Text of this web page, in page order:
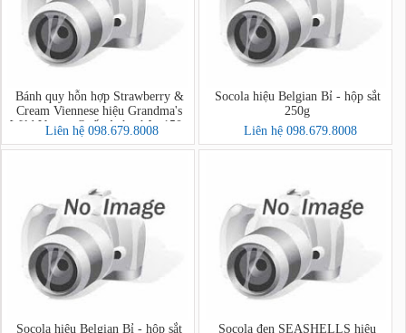
Bánh quy hỗn hợp Strawberry &
Cream Viennese hiệu Grandma's
Wild Vương Quốc Anh - hộp 150g
Liên hệ 098.679.8008
Socola hiệu Belgian Bỉ - hộp sắt
250g
Liên hệ 098.679.8008
Socola hiệu Belgian Bỉ - hộp sắt Socola đen SEASHELLS hiệu